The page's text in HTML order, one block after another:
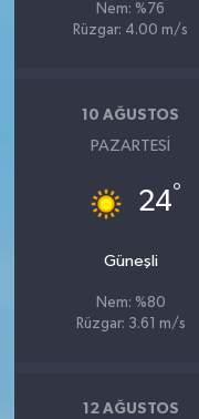
Nem: %76
Rüzgar: 4.00 m/s
10 AĞUSTOS
PAZARTESI
24°
Güneşli
Nem: %80
Rüzgar: 3.61 m/s
12 AĞUSTOS